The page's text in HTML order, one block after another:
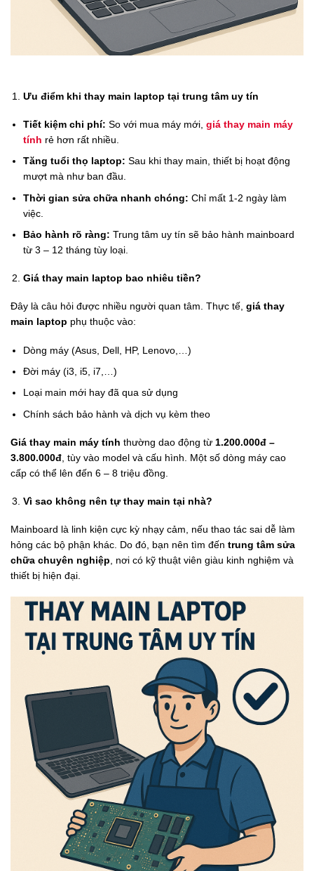
Ưu điểm khi thay main laptop tại trung tâm uy tín
Tiết kiệm chi phí: So với mua máy mới,giá thay main máy
tính rẻ hơn rất nhiều.
Tăng tuổi thọ laptop: Sau khi thay main, thiết bị hoạt động
mượt mà như ban đầu.
Thời gian sửa chữa nhanh chóng: Chỉ mất 1-2 ngày làm
việc.
Bảo hành rõ ràng: Trung tâm uy tín sẽ bảo hành mainboard
từ 3 – 12 tháng tùy loại.
Giá thay main laptop bao nhiêu tiền?
Đây là câu hỏi được nhiều người quan tâm. Thực tế, giá thay
main laptop phụ thuộc vào:
Dòng máy (Asus, Dell, HP, Lenovo,…)
Đời máy (i3, i5, i7,…)
Loại main mới hay đã qua sử dụng
Chính sách bảo hành và dịch vụ kèm theo
Giá thay main máy tính thường dao động từ 1.200.000đ –
3.800.000đ , tùy vào model và cấu hình. Một số dòng máy cao
cấp có thể lên đến 6 – 8 triệu đồng.
Vì sao không nên tự thay main tại nhà?
Mainboard là linh kiện cực kỳ nhạy cảm, nếu thao tác sai dễ làm
hỏng các bộ phận khác. Do đó, bạn nên tìm đến trung tâm sửa
chữa chuyên nghiệp, nơi có kỹ thuật viên giàu kinh nghiệm và
thiết bị hiện đại.